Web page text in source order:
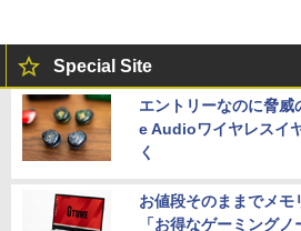
Special Site
エントリーなのに脅
e Audioワイヤレスイ
く
お値段そのままでメ
「お得なゲーミングノ